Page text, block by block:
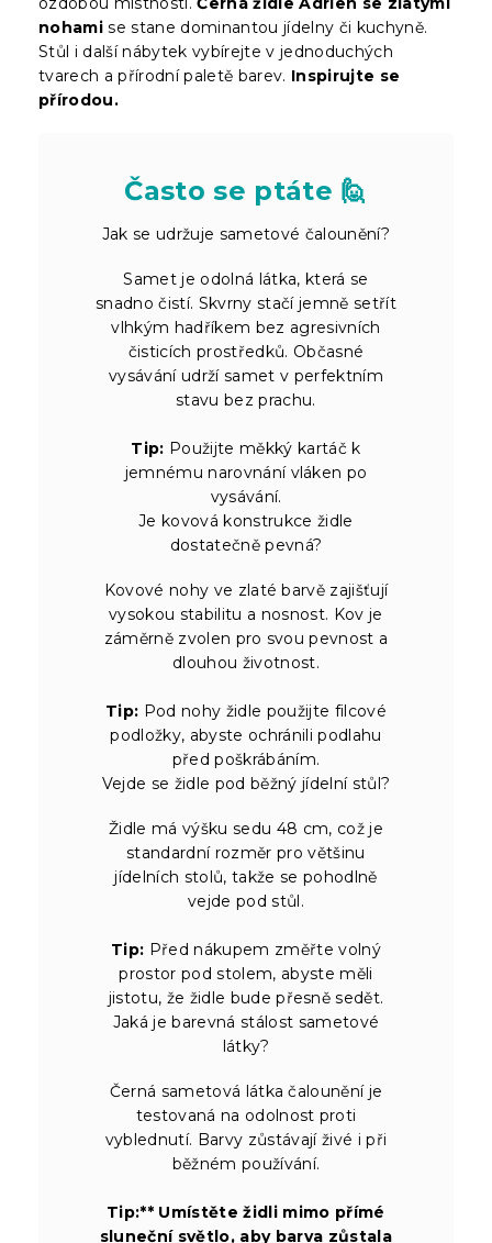
nohami se stane dominantou jídelny či kuchyně.
Stůl i další nábytek vybírejte v jednoduchých
tvarech a přírodní paletě barev. Inspirujte se
přírodou.
Často se ptáte 🙋
Jak se udržuje sametové čalounění?
Samet je odolná látka, která se
snadno čistí. Skvrny stačí jemně setřít
vlhkým hadříkem bez agresivních
čisticích prostředků. Občasné
vysávání udrží samet v perfektním
stavu bez prachu.
Tip: Použijte měkký kartáč k
jemnému narovnání vláken po
vysávání.
Je kovová konstrukce židle
dostatečně pevná?
Kovové nohy ve zlaté barvě zajišťují
vysokou stabilitu a nosnost. Kov je
záměrně zvolen pro svou pevnost a
dlouhou životnost.
Tip: Pod nohy židle použijte filcové
podložky, abyste ochránili podlahu
před poškrábáním.
Vejde se židle pod běžný jídelní stůl?
Židle má výšku sedu 48 cm, což je
standardní rozměr pro většinu
jídelních stolů, takže se pohodlně
vejde pod stůl.
Tip: Před nákupem změřte volný
prostor pod stolem, abyste měli
jistotu, že židle bude přesně sedět.
Jaká je barevná stálost sametové
látky?
Černá sametová látka čalounění je
testovaná na odolnost proti
vyblednutí. Barvy zůstávají živé i při
běžném používání.
Tip:** Umístěte židli mimo přímé
sluneční světlo, aby barva zůstala